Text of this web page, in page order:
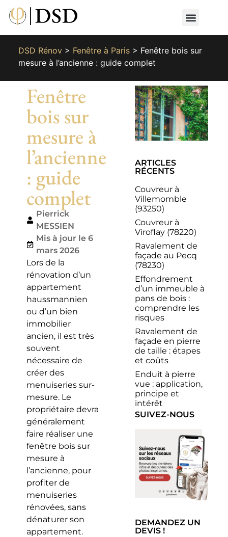
DSD Rénov> Fenêtre à Paris> Fenêtre bois sur
mesure à l’ancienne : guide complet
Fenêtre
bois sur
mesure à
l’ancienne
: guide
complet
Pierrick
MESSIEN
Mis à jour le 6
mars 2026
Lors de la
rénovation d’un
appartement
haussmannien
ou d’un bien
immobilier
ancien, il est très
souvent
nécessaire de
créer des
menuiseries sur-
mesure. Le
propriétaire devra
généralement
faire réaliser une
fenêtre bois sur
mesure à
l’ancienne, pour
profiter de
menuiseries
rénovées, sans
dénaturer son
appartement.
ARTICLES
RÉCENTS
Couvreur à
Villemomble
(93250)
Couvreur à
Viroflay (78220)
Ravalement de
façade au Pecq
(78230)
Effondrement
d’un immeuble à
pans de bois :
comprendre les
risques
Ravalement de
façade en pierre
de taille : étapes
et coûts
Enduit à pierre
vue : application,
principe et
intérêt
SUIVEZ-NOUS
DEMANDEZ UN
DEVIS !